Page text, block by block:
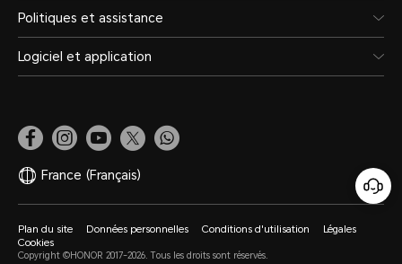
Politiques et assistance
Logiciel et application
France (Français)
Plan du site Données personnelles Conditions d'utilisation
Légales
Cookies
Copyright ©HONOR 2017-2026. Tous les droits sont réservés.